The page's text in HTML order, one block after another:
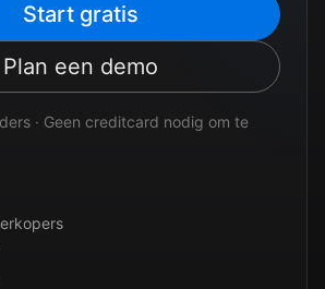
Start gratis
Plan een demo
· Geen creditcard nodig om te